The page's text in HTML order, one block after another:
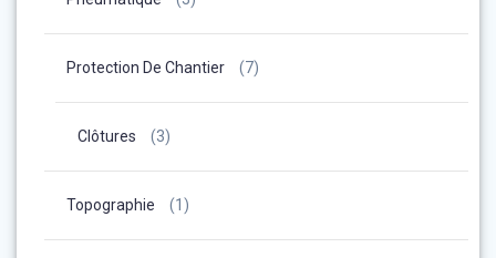
Protection De Chantier (7)
Clôtures (3)
Topographie (1)